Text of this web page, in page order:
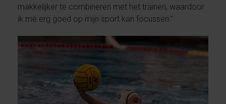
makkelijker te combineren met het trainen, waardoor
ik me erg goed op mijn sport kan focussen.”